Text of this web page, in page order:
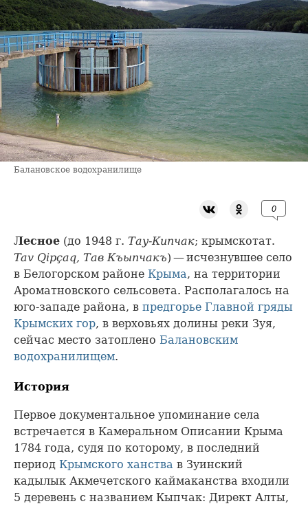
Балановское водохранилище
0
Лесное (до 1948 г. Тау-Кипчак; крымскотат.
Tav Qipçaq, Тав Къыпчакъ) — исчезнувшее село
в Белогорском районе Крыма, на территории
Ароматновского сельсовета. Располагалось на
юго-западе района, в предгорье Главной гряды
Крымских гор, в верховьях долины реки Зуя,
сейчас место затоплено Балановским
водохранилищем.
История
Первое документальное упоминание села
встречается в Камеральном Описании Крыма
1784 года, судя по которому, в последний
период Крымского ханства в Зуинский
кадылык Акмечетского каймаканства входили
5 деревень с названием Кыпчак: Директ Алты,